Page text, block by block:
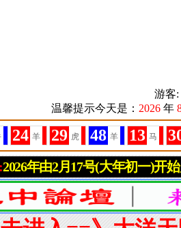
游
温馨提示今天是： 2026 年